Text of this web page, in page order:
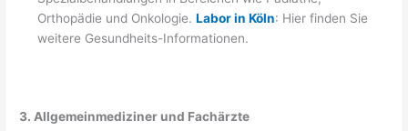
Orthopädie und Onkologie.Labor in Köln: Hier finden Sie
weitere Gesundheits-Informationen.
3. Allgemeinmediziner und Fachärzte